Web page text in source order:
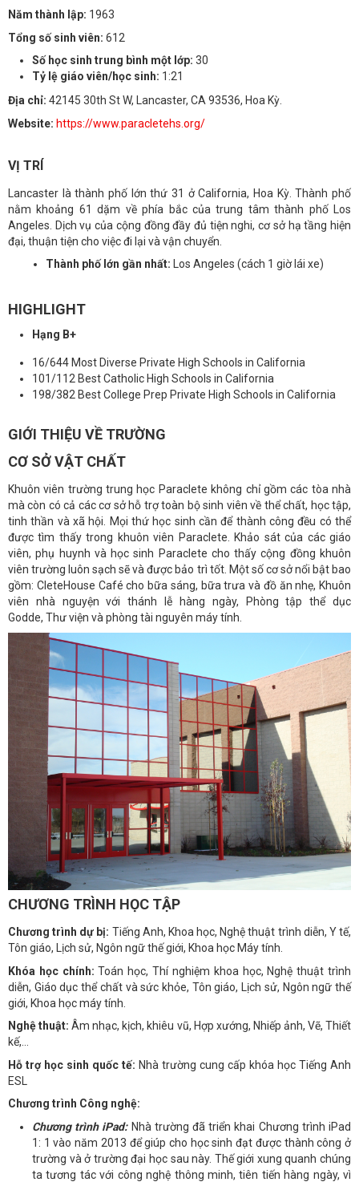
Năm thành lập: 1963
Tổng số sinh viên: 612
Số học sinh trung bình một lớp: 30
Tỷ lệ giáo viên/học sinh: 1:21
Địa chỉ: 42145 30th St W, Lancaster, CA 93536, Hoa Kỳ.
Website: https://www.paracletehs.org/
VỊ TRÍ
Lancaster là thành phố lớn thứ 31 ở California, Hoa Kỳ. Thành phố
nằm khoảng 61 dặm về phía bắc của trung tâm thành phố Los
Angeles. Dịch vụ của cộng đồng đầy đủ tiện nghi, cơ sở hạ tầng hiện
đại, thuận tiện cho việc đi lại và vận chuyển.
Thành phố lớn gần nhất: Los Angeles (cách 1 giờ lái xe)
HIGHLIGHT
Hạng B+
16/644 Most Diverse Private High Schools in California
101/112 Best Catholic High Schools in California
198/382 Best College Prep Private High Schools in California
GIỚI THIỆU VỀ TRƯỜNG
CƠ SỞ VẬT CHẤT
Khuôn viên trường trung học Paraclete không chỉ gồm các tòa nhà
mà còn có cả các cơ sở hỗ trợ toàn bộ sinh viên về thể chất, học tập,
tinh thần và xã hội.
Mọi thứ học sinh cần để thành công đều có thể
được tìm thấy trong khuôn viên Paraclete. Khảo sát của các giáo
viên, phụ huynh và học sinh Paraclete cho thấy cộng đồng khuôn
viên trường luôn sạch sẽ và được bảo trì tốt. Một số cơ sở nổi bật bao
gồm: CleteHouse Café cho bữa sáng, bữa trưa và đồ ăn nhẹ, Khuôn
viên nhà nguyện với thánh lễ hàng ngày,
Phòng tập thể dục
Godde, Thư viện và phòng tài nguyên máy tính.
CHƯƠNG TRÌNH HỌC TẬP
Chương trình dự bị: Tiếng Anh, Khoa học, Nghệ thuật trình diễn, Y tế,
Tôn giáo, Lịch sử, Ngôn ngữ thế giới, Khoa học Máy tính.
Khóa học chính:Toán học, Thí nghiệm khoa học, Nghệ thuật trình
diễn, Giáo dục thể chất và sức khỏe, Tôn giáo, Lịch sử, Ngôn ngữ thế
giới, Khoa học máy tính.
Nghệ thuật: Âm nhạc, kịch, khiêu vũ, Hợp xướng, Nhiếp ảnh, Vẽ, Thiết
kế,…
Hỗ trợ học sinh quốc tế: Nhà trường cung cấp khóa học Tiếng Anh
ESL
Chương trình Công nghệ:
Chương trình iPad: Nhà trường đã triển khai Chương trình iPad
1: 1 vào năm 2013 để giúp cho học sinh đạt được thành công ở
trường và ở trường đại học sau này. Thế giới xung quanh chúng
ta tương tác với công nghệ thông minh, tiên tiến hàng ngày, vì